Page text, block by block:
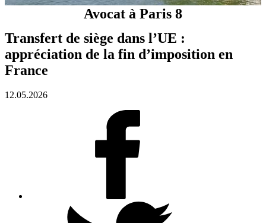
Avocat à Paris 8
Transfert de siège dans l’UE :
appréciation de la fin d’imposition en
France
12.05.2026